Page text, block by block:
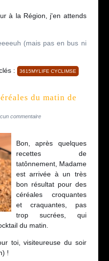
à la Région, j'en attends
(mais pas en bus ni
: 3615MYLIFE CYCLIMSE
du matin de
commentaire
Bon, après quelques
recettes de
tatônnement, Madame
est arrivée à un très
bon résultat pour des
céréales croquantes
et craquantes, pas
trop sucrées, qui
du matin.
toi, visiteureuse du soir
!